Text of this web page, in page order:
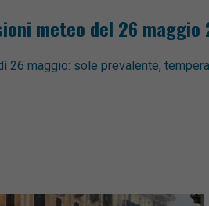
meteo del 26 maggio
26 maggio: sole prevalente,